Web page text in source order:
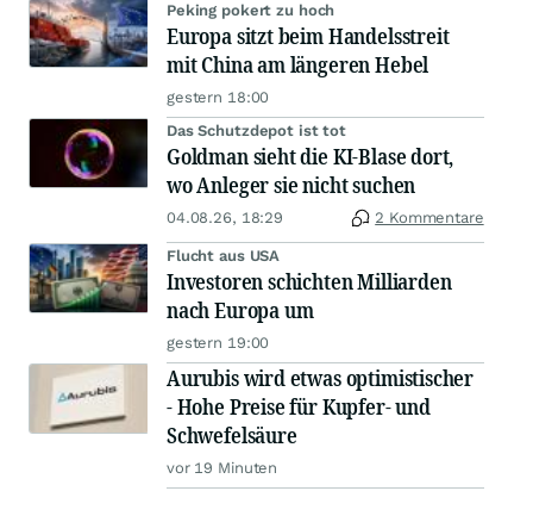
Peking pokert zu hoch
Europa sitzt beim Handelsstreit
mit China am längeren Hebel
gestern 18:00
Das Schutzdepot ist tot
Goldman sieht die KI-Blase dort,
wo Anleger sie nicht suchen
04.08.26, 18:29 2 Kommentare
Flucht aus USA
Investoren schichten Milliarden
nach Europa um
gestern 19:00
Aurubis wird etwas optimistischer
- Hohe Preise für Kupfer- und
Schwefelsäure
vor 19 Minuten